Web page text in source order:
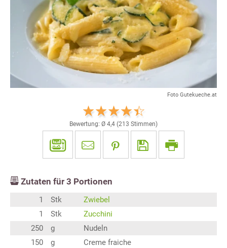
Foto Gutekueche.at
Bewertung: Ø 4,4 (213 Stimmen)
Zutaten für 3 Portionen
1 Stk
Zwiebel
1
Stk
Zucchini
250
g
Nudeln
150
g
Creme fraiche